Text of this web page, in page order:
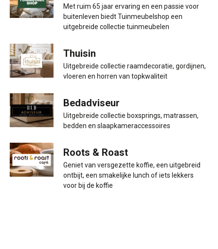
Met ruim 65 jaar ervaring en een passie voor
buitenleven biedt Tuinmeubelshop een
uitgebreide collectie tuinmeubelen
Thuisin
Uitgebreide collectie raamdecoratie, gordijnen,
vloeren en horren van topkwaliteit
Bedadviseur
Uitgebreide collectie boxsprings, matrassen,
bedden en slaapkameraccessoires
Roots & Roast
Geniet van versgezette koffie, een uitgebreid
ontbijt, een smakelijke lunch of iets lekkers
voor bij de koffie